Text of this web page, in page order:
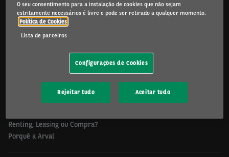
Renting, Leasing ou Compra?
My Arval Mobile
Porquê a Arval
PROFISSIONAIS E PEQUENAS EMPRESAS
Ofertas Renting menos de 2 anos
Ofertas Viaturas Comerciais
Renting, Leasing ou Compra?
Porquê a Arval
O seu consentimento para a instalação de cookies que não sejam
estritamente necessários é livre e pode ser retirado a qualquer momento.
Política de Cookies
Lista de parceiros
Configurações de Cookies
Rejeitar tudo Aceitar tudo